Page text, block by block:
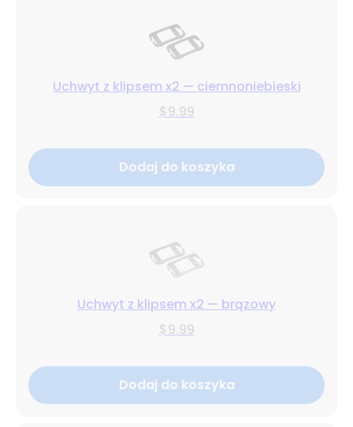
Uchwyt z klipsem x2 — ciemnoniebieski
$9.99
Dodaj do koszyka
Uchwyt z klipsem x2 — brązowy
$9.99
Dodaj do koszyka